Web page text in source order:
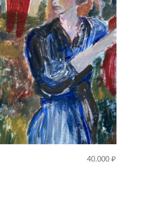
40.000 ₽